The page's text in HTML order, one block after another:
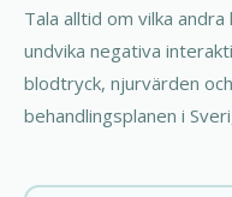
Tala alltid om vilka
undvika negativa
blodtryck, njurvärden
behandlingsplanen i